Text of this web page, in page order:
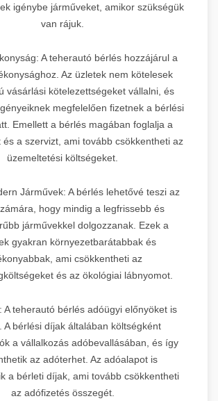
igénybe járműveket, amikor szükségük
van rájuk.
A teherautó bérlés hozzájárul a
Az üzletek nem kötelesek
vásárlási kötelezettségeket vállalni, és
megfelelően fizetnek a bérlési
Emellett a bérlés magában foglalja a
és a szervizt, ami tovább csökkentheti az
üzemeltetési költségeket.
Járművek: A bérlés lehetővé teszi az
hogy mindig a legfrissebb és
járművekkel dolgozzanak. Ezek a
gyakran környezetbarátabbak és
ami csökkentheti az
és az ökológiai lábnyomot.
A teherautó bérlés adóügyi előnyöket is
A bérlési díjak általában költségként
a vállalkozás adóbevallásában, és így
az adóterhet. Az adóalapot is
a bérleti díjak, ami tovább csökkentheti
az adófizetés összegét.